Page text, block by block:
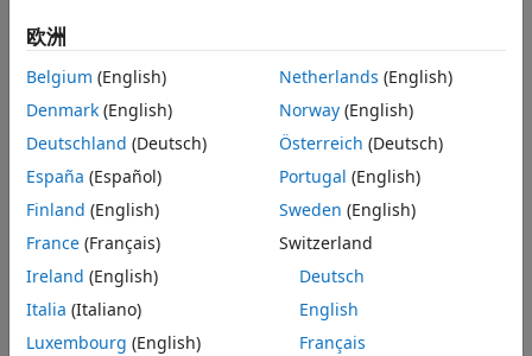
Stateflow 图中不允许出现指针。
此检查需要Simulink 和 Stateflow 许可证。
此检查需要许可证。
检查参数化
此检查不包括子检查，因为 MAB 建模规范仅提供一个子 ID。
作为参考，NA-MAAB 和 JMAAB 建模标准组织建议使用的 MAB
规范子 ID 为：
欧洲
Belgium (English)
Denmark (English)
Deutschland (Deutsch)
España (Español)
Finland (English)
France (Français)
Ireland (English)
Italia (Italiano)
Luxembourg (English)
Netherlands (English)
Norway(English)
Österreich (Deutsch)
Portugal (English)
Sweden (English)
Switzerland
Deutsch
English
Français